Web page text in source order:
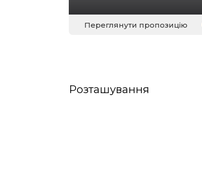
Переглянути пропозицію
Розташування